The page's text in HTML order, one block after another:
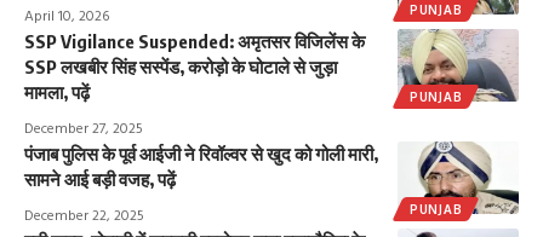
PUNJAB
April 10, 2026
PUNJAB
SSP Vigilance Suspended: अमृतसर विजिलेंस के
SSP लखबीर सिंह सस्पेंड, करोड़ो के घोटाले से जुड़ा
मामला, पढ़ें
December 27, 2025
PUNJAB
पंजाब पुलिस के पूर्व आईजी ने रिवॉल्वर से खुद को गोली मारी,
सामने आई बड़ी वजह, पढ़ें
December 22, 2025